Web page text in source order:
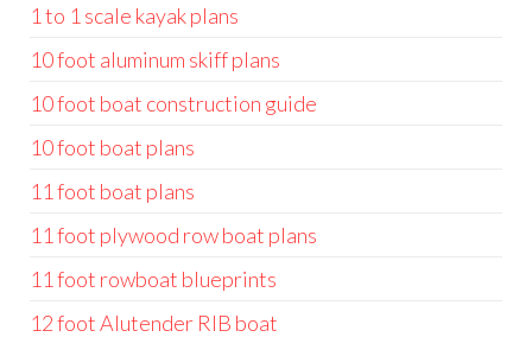
1 to 1 scale kayak plans
10 foot aluminum skiff plans
10 foot boat construction guide
10 foot boat plans
11 foot boat plans
11 foot plywood row boat plans
11 foot rowboat blueprints
12 foot Alutender RIB boat